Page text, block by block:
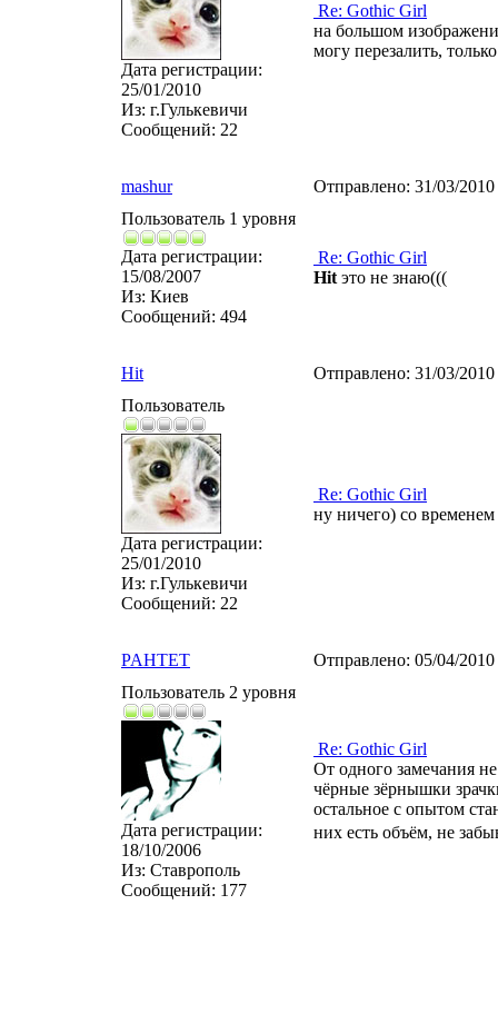
Дата регистрации:
25/01/2010
Из: г.Гулькевичи
Сообщений: 22
Re: Gothic Girl
на большом
могу перезалить,
mashur Отправлено: 31/03/
Пользователь 1 уровня
Дата регистрации:
15/08/2007
Из: Киев
Сообщений: 494
Re: Gothic Girl
Hit это не знаю(((
Hit Отправлено: 31/03/
Пользователь
Дата регистрации:
25/01/2010
Из: г.Гулькевичи
Сообщений: 22
Re: Gothic Girl
ну ничего) со
PAHTET Отправлено: 05/04/
Пользователь 2 уровня
Дата регистрации:
18/10/2006
Из: Ставрополь
Сообщений: 177
Re: Gothic Girl
От одного замечания
чёрные зёрнышки
остальное с опытом
них есть объём, не